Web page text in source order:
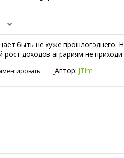
быть не хуже прошлогоднего.
доходов аграриям не
Автор: JTim